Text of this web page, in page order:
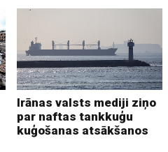
Irānas valsts mediji ziņo
par naftas tankkuģu
kuģošanas atsākšanos